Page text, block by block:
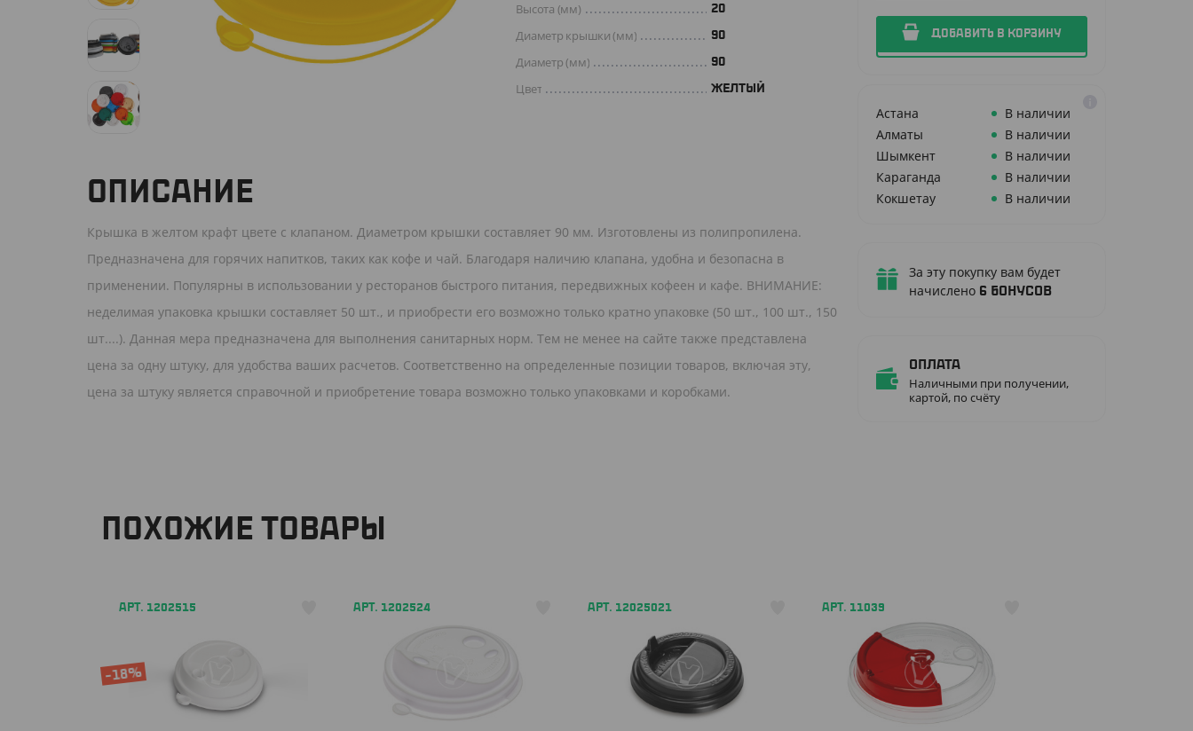
ДОБАВИТЬ В КОРЗИНУ
Астана
В наличии
Алматы
В наличии
Шымкент
В наличии
Караганда
В наличии
Кокшетау
В наличии
За эту покупку вам будет
начислено 6 бонусов
Оплата
Наличными при получении,
картой, по счёту
Высота (мм) 20
Диаметр крышки (мм) 90
Диаметр (мм) 90
Цвет ЖЕЛТЫЙ
ОПИСАНИЕ
Крышка в желтом крафт цвете с клапаном. Диаметром крышки составляет 90 мм. Изготовлены из полипропилена.
Предназначена для горячих напитков, таких как кофе и чай. Благодаря наличию клапана, удобна и безопасна в
применении. Популярны в использовании у ресторанов быстрого питания, передвижных кофеен и кафе. ВНИМАНИЕ:
неделимая упаковка крышки составляет 50 шт., и приобрести его возможно только кратно упаковке (50 шт., 100 шт., 150
шт....). Данная мера предназначена для выполнения санитарных норм. Тем не менее на сайте также представлена
цена за одну штуку, для удобства ваших расчетов. Соответственно на определенные позиции товаров, включая эту,
цена за штуку является справочной и приобретение товара возможно только упаковками и коробками.
ПОХОЖИЕ ТОВАРЫ
АРТ. 1202515
-18%
АРТ. 1202524 АРТ. 12025021 АРТ. 11039